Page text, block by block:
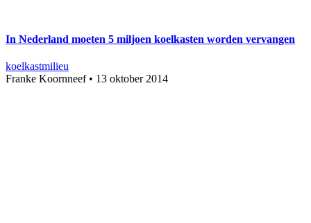
In Nederland moeten 5 miljoen koelkasten worden vervangen
koelkastmilieu
Franke Koornneef• 13 oktober 2014